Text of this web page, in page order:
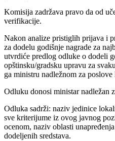
Komisija zadržava pravo da od
verifikacije.
Nakon analize pristiglih prijava i
za dodelu godišnje nagrade za
utvrdiće predlog odluke o dodeli
opštinsku/gradsku upravu za
ga ministru nadležnom za
Odluku donosi ministar nadležan
Odluka sadrži: naziv jedinice
sve kriterijume iz ovog javnog
ocenom, naziv oblasti
dodeljenih sredstava.